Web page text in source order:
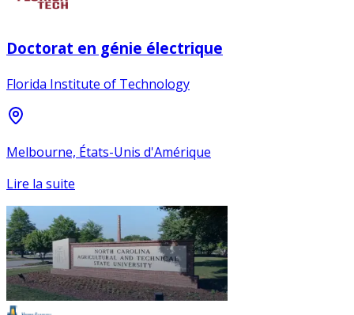
Doctorat en génie électrique
Florida Institute of Technology
Melbourne, États-Unis d'Amérique
Lire la suite